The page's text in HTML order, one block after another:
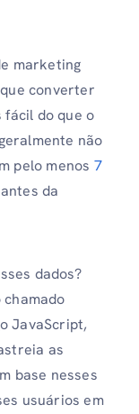
marketing
converter
fácil do que o
não
pelo menos 7
da
dados?
JavaScript,
as
base nesses
usuários em